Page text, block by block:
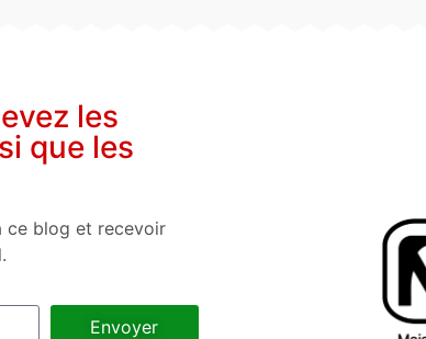
les
que les
ce blog et recevoir
Envoyer